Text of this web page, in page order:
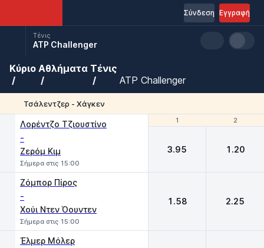
Εγγραφή
Σύνδεση
Τένις
ATP Challenger
Κύριο Αθλήματα Τένις
ATP Challenger
Τσάλεντζερ - Χάγκεν
1 2
Λορέντζο Τζιουστίνο
-
Ζερόμ Κιμ
Σήμερα στις 15:00
1 2
3.95 1.20
Ζόμπορ Πίρος
-
Χούι Ντεν Όουντεν
Σήμερα στις 15:00
1.58 2.25
Έλμερ Μόλερ